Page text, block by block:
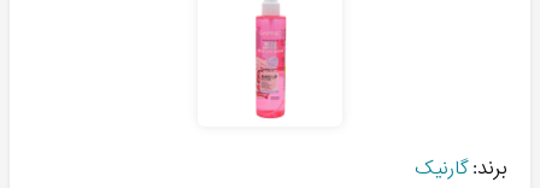
برند: گارنیک